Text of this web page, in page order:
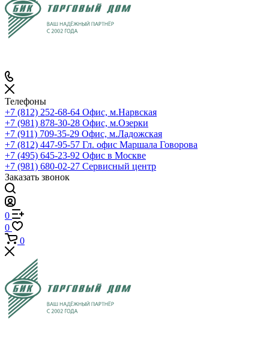
Телефоны
+7 (812) 252-68-64 Офис, м.Нарвская
+7 (981) 878-30-28 Офис, м.Озерки
+7 (911) 709-35-29 Офис, м.Ладожская
+7 (812) 447-95-57 Гл. офис Маршала Говорова
+7 (495) 645-23-92 Офис в Москве
+7 (981) 680-02-27 Сервисный центр
Заказать звонок
0
0
0